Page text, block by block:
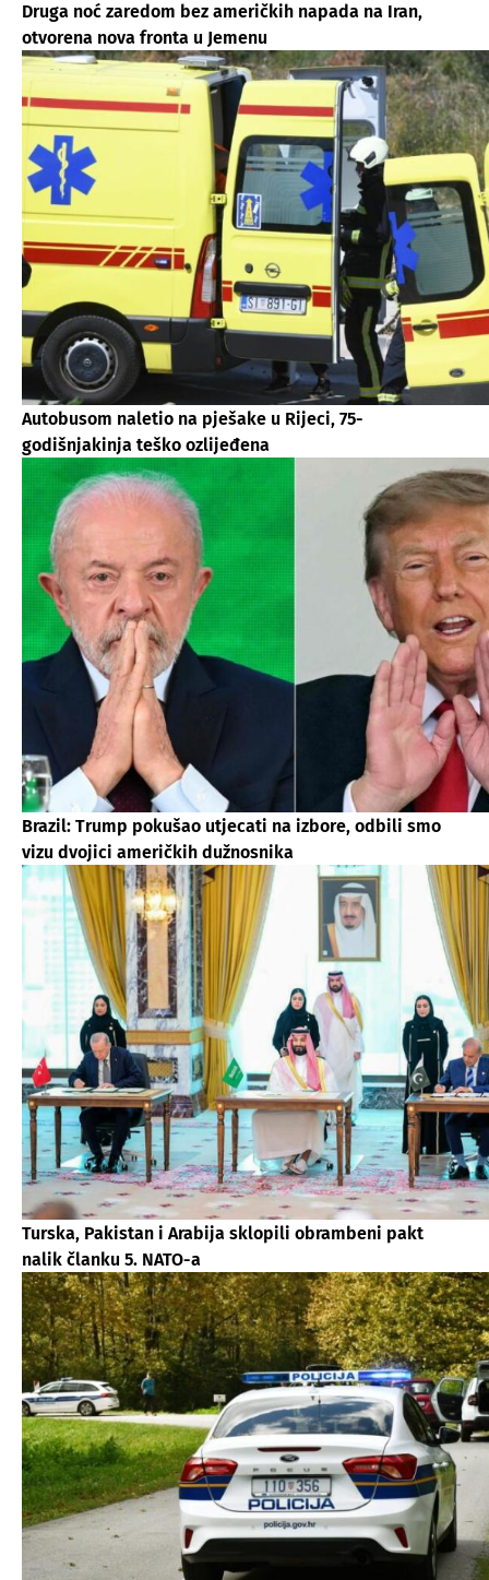
Druga noć zaredom bez američkih napada na Iran,
otvorena nova fronta u Jemenu
Autobusom naletio na pješake u Rijeci, 75-
godišnjakinja teško ozlijeđena
Brazil: Trump pokušao utjecati na izbore, odbili smo
vizu dvojici američkih dužnosnika
Turska, Pakistan i Arabija sklopili obrambeni pakt
nalik članku 5. NATO-a